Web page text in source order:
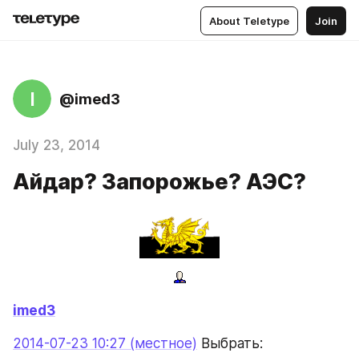
About Teletype Join
I @imed3
July 23, 2014
Айдар? Запорожье? АЭС?
imed3
2014-07-23 10:27 (местное) Выбрать: